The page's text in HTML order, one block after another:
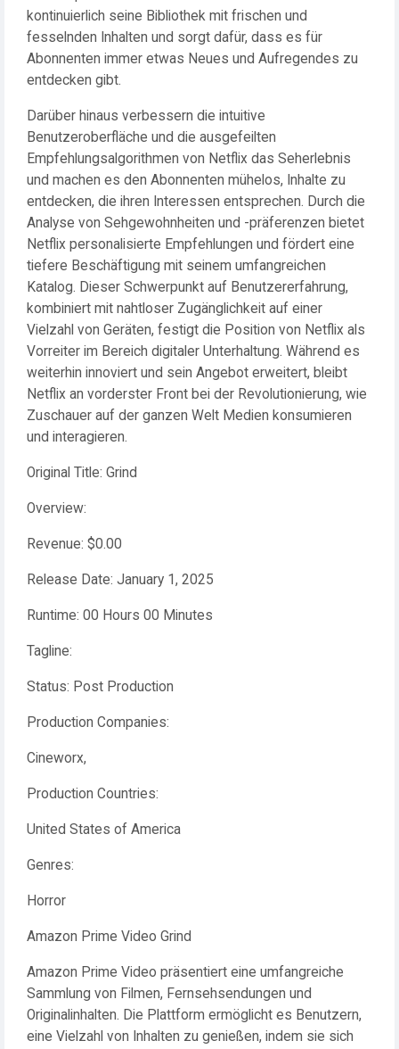
kontinuierlich seine Bibliothek mit frischen und
fesselnden Inhalten und sorgt dafür, dass es für
Abonnenten immer etwas Neues und Aufregendes zu
entdecken gibt.
Darüber hinaus verbessern die intuitive
Benutzeroberfläche und die ausgefeilten
Empfehlungsalgorithmen von Netflix das Seherlebnis
und machen es den Abonnenten mühelos, Inhalte zu
entdecken, die ihren Interessen entsprechen. Durch die
Analyse von Sehgewohnheiten und -präferenzen bietet
Netflix personalisierte Empfehlungen und fördert eine
tiefere Beschäftigung mit seinem umfangreichen
Katalog. Dieser Schwerpunkt auf Benutzererfahrung,
kombiniert mit nahtloser Zugänglichkeit auf einer
Vielzahl von Geräten, festigt die Position von Netflix als
Vorreiter im Bereich digitaler Unterhaltung. Während es
weiterhin innoviert und sein Angebot erweitert, bleibt
Netflix an vorderster Front bei der Revolutionierung, wie
Zuschauer auf der ganzen Welt Medien konsumieren
und interagieren.
Original Title: Grind
Overview:
Revenue: $0.00
Release Date: January 1, 2025
Runtime: 00 Hours 00 Minutes
Tagline:
Status: Post Production
Production Companies:
Cineworx,
Production Countries:
United States of America
Genres:
Horror
Amazon Prime Video Grind
Amazon Prime Video präsentiert eine umfangreiche
Sammlung von Filmen, Fernsehsendungen und
Originalinhalten. Die Plattform ermöglicht es Benutzern,
eine Vielzahl von Inhalten zu genießen, indem sie sich